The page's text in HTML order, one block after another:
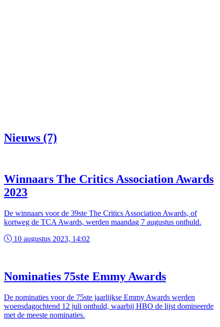
Nieuws (7)
Winnaars The Critics Association Awards
2023
De winnaars voor de 39ste The Critics Association Awards, of
kortweg de TCA Awards, werden maandag 7 augustus onthuld.
10 augustus 2023, 14:02
Nominaties 75ste Emmy Awards
De nominaties voor de 75ste jaarlijkse Emmy Awards werden
woensdagochtend 12 juli onthuld, waarbij HBO de lijst domineerde
met de meeste nominaties.